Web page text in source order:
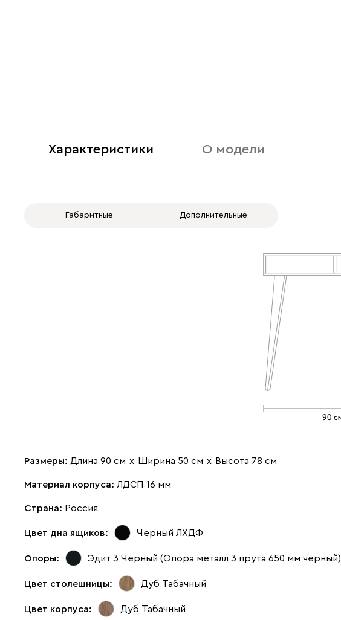
Характеристики О модели
Габаритные Дополнительные
Размеры: Длина 90 см х Ширина 50 см х Высота 78 см
Материал корпуса: ЛДСП 16 мм
Страна: Россия
Цвет дна ящиков: Черный ЛХДФ
Опоры: Эдит 3 Черный (Опора металл 3 прута 650 мм черный)
Цвет столешницы: Дуб Табачный
Цвет корпуса: Дуб Табачный